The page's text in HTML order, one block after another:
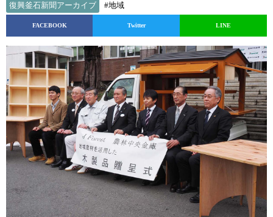
復興釜石新聞アーカイブ
#地域
FACEBOOK Twitter LINE